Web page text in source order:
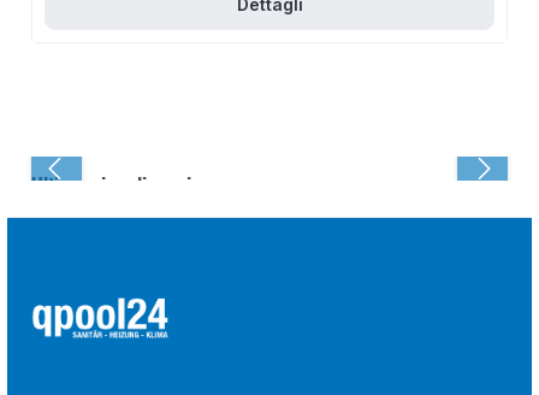
Dettagli
Ultima visualizzazione: